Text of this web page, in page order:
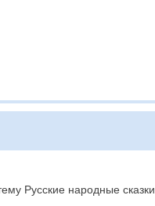
Русские народные сказки